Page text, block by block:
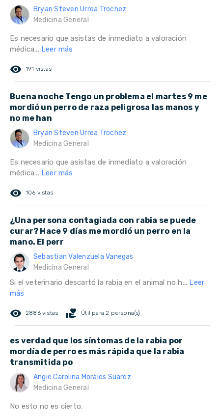
Bryan Steven Urrea Trochez
Medicina General
Es necesario que asistas de inmediato a valoración
médica... Leer más
remove_red_eye 191 vistas
Buena noche Tengo un problema el martes 9 me
mordió un perro de raza peligrosa las manos y
no me han
Bryan Steven Urrea Trochez
Medicina General
Es necesario que asistas de inmediato a valoración
médica... Leer más
remove_red_eye 106 vistas
¿Una persona contagiada con rabia se puede
curar? Hace 9 días me mordió un perro en la
mano. El perr
Sebastian Valenzuela Vanegas
Medicina General
Si el veterinario descartó la rabia en el animal no h... Leer
más
remove_red_eye 2886 vistas volunteer_activism Útil para 2 persona(s)
es verdad que los síntomas de la rabia por
mordía de perro es más rápida que la rabia
transmitida po
Angie Carolina Morales Suarez
Medicina General
No esto no es cierto.